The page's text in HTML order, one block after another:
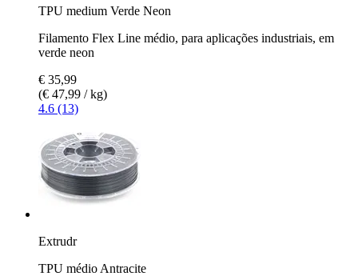
TPU medium Verde Neon
Filamento Flex Line médio, para aplicações industriais, em
verde neon
€ 35,99
(€ 47,99 / kg)
4.6 (13)
Extrudr
TPU médio Antracite